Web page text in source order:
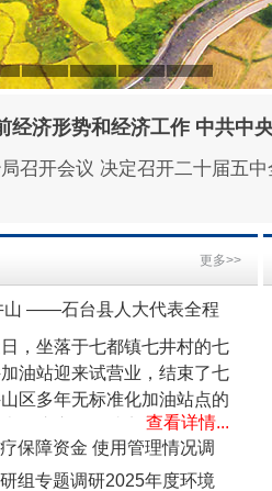
济形势和经济工作 中共中
召开会议 决定召开二十届五
更多>>
山 ——石台县人大代表全程
，坐落于七都镇七井村的七
油站迎来试营业，结束了七
区多年无标准化加油站点的
史。这座便民站点落地投用的
，是县、镇两级人大代表扎
区、倾听民声、持续奔走，
查看详情...
保障资金 使用管理情况调
组专题调研2025年度环境